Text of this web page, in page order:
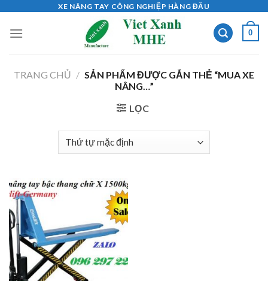
content
XE NÂNG TAY CÔNG NGHIỆP HÀNG ĐẦU
0
TRANG CHỦ / SẢN PHẨM ĐƯỢC GẮN THẺ “MUA XE
NÂNG…”
LỌC